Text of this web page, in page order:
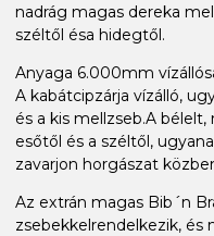
nadrág magas dereka
széltől ésa hidegtől.
Anyaga 6.000mm
A kabátcipzárja vízálló,
és a kis mellzseb.A
esőtől és a széltől,
zavarjon horgászat
Az extrán magas Bib´n
zsebekkelrendelkezik, és